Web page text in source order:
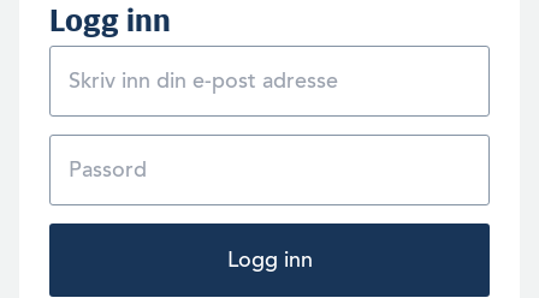
Logg inn
Logg inn